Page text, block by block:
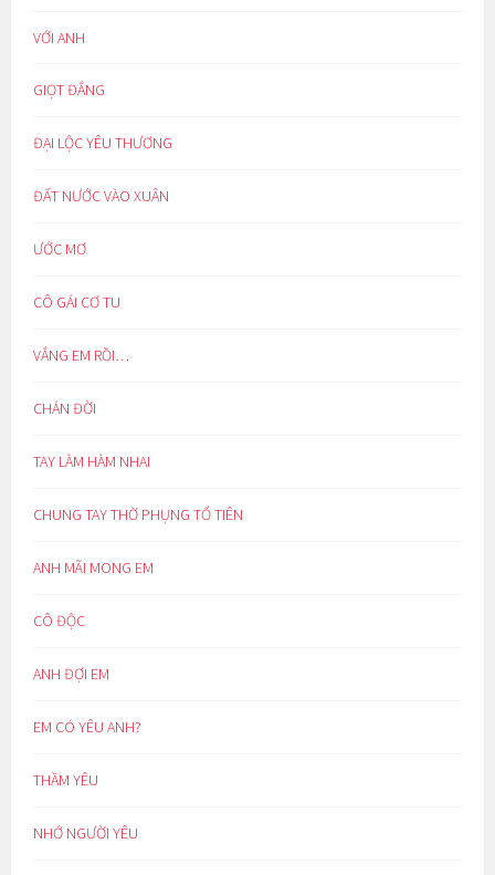
VỚI ANH
GIỌT ĐẮNG
ĐẠI LỘC YÊU THƯƠNG
ĐẤT NƯỚC VÀO XUÂN
ƯỚC MƠ
CÔ GÁI CƠ TU
VẮNG EM RỒI…
CHÁN ĐỜI
TAY LÀM HÀM NHAI
CHUNG TAY THỜ PHỤNG TỔ TIÊN
ANH MÃI MONG EM
CÔ ĐỘC
ANH ĐỢI EM
EM CÓ YÊU ANH?
THẦM YÊU
NHỚ NGƯỜI YÊU